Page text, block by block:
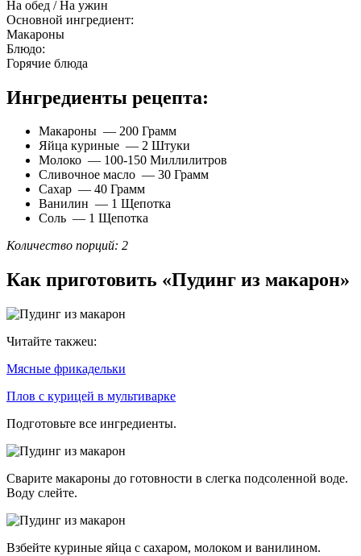
На обед / На ужин
Основной ингредиент:
Макароны
Блюдо:
Горячие блюда
Ингредиенты рецепта:
Макароны — 200 Грамм
Яйца куриные — 2 Штуки
Молоко — 100-150 Миллилитров
Сливочное масло — 30 Грамм
Сахар — 40 Грамм
Ванилин — 1 Щепотка
Соль — 1 Щепотка
Количество порций: 2
Как приготовить «Пудинг из макарон»
Читайте такжеu:
Мясные фрикадельки
Плов с курицей в мультиварке
Подготовьте все ингредиенты.
Сварите макароны до готовности в слегка подсоленной воде.
Воду слейте.
Взбейте куриные яйца с сахаром, молоком и ванилином.